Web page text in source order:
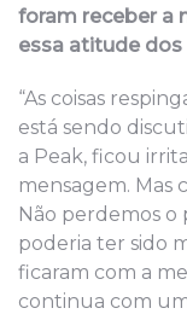
foram receber a
essa atitude
“As coisas
está sendo
a Peak, ficou
mensagem. Mas
Não perdemos o
poderia ter sido
ficaram com a
continua com